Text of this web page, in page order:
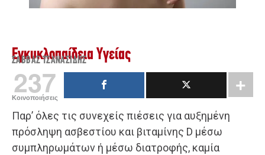
Εγκυκλοπαίδεια Υγείας
ΣΆΒΒΑΣ ΤΣΑΝΑΣΊΔΗΣ
237
Κοινοποιήσεις
Παρ’ όλες τις συνεχείς πιέσεις για αυξημένη
πρόσληψη ασβεστίου και βιταμίνης D μέσω
συμπληρωμάτων ή μέσω διατροφής, καμία